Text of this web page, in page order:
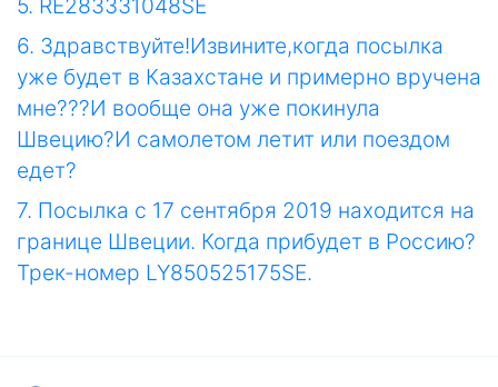
5. RE283331048SE
6. Здравствуйте!Извините,когда посылка
уже будет в Казахстане и примерно вручена
мне???И вообще она уже покинула
Швецию?И самолетом летит или поездом
едет?
7. Посылка с 17 сентября 2019 находится на
границе Швеции. Когда прибудет в Россию?
Трек-номер LY850525175SE.